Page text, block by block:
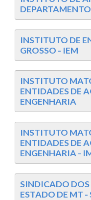
INSTITUTO DE
GROSSO - IEM
INSTITUTO
ENTIDADES DE
ENGENHARIA
INSTITUTO
ENTIDADES DE
ENGENHARIA -
SINDICADO DOS
ESTADO DE MT -